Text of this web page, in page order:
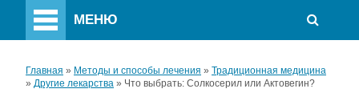
МЕНЮ
Главная » Методы и способы лечения » Традиционная медицина
» Другие лекарства » Что выбрать: Солкосерил или Актовегин?